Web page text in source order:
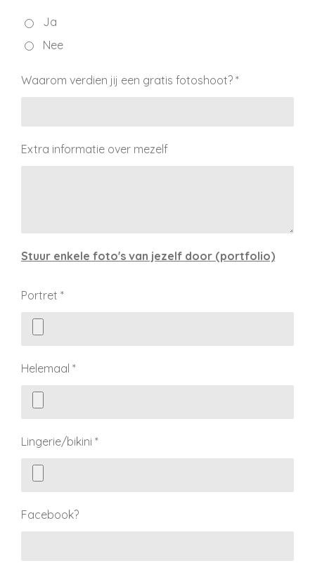
Ja
Nee
Waarom verdien jij een gratis fotoshoot? *
Extra informatie over mezelf
Stuur enkele foto's van jezelf door (portfolio)
Portret *
Helemaal *
Lingerie/bikini *
Facebook?